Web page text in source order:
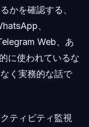
かを確認する、
、
Web、あ
に使われているな
く実務的な話で
ティビティ監視